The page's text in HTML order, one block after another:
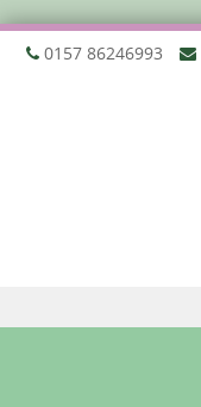
‭0157 86246993‬